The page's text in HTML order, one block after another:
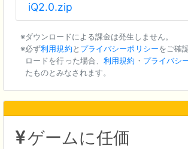
iQ2.0.zip
ダウンロードによる課金は発生しません。
必ず利用規約と プライバシーポリシーをご確
ロードを行った場合、利用規約 ・ プライバシ
たものとみなされます。
ゲームに任価